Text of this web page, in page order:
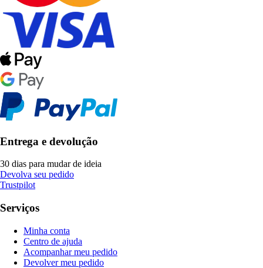
Entrega e devolução
30 dias para mudar de ideia
Devolva seu pedido
Trustpilot
Serviços
Minha conta
Centro de ajuda
Acompanhar meu pedido
Devolver meu pedido